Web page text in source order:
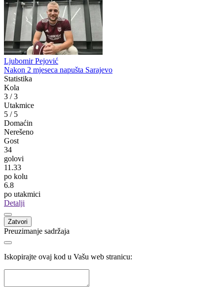
Ljubomir Pejović
Nakon 2 mjeseca napušta Sarajevo
Statistika
Kola
3 /3
Utakmice
5 / 5
Domaćin
Nerešeno
Gost
34
golovi
11.33
po kolu
6.8
po utakmici
Detalji
Zatvori
Preuzimanje sadržaja
Iskopirajte ovaj kod u Vašu web stranicu: